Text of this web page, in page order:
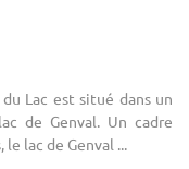
Lac est situé dans un
de Genval. Un cadre
lac de Genval ...